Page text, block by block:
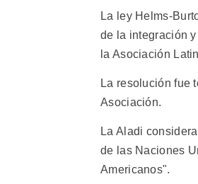
La ley Helms-
de la integración
la Asociación
La resolución fue
Asociación.
La Aladi
de las Naciones
Americanos".